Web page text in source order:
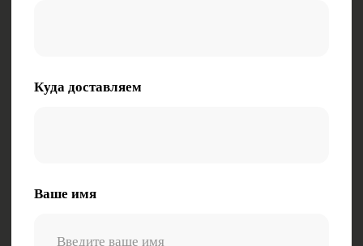
обработку персональных данных